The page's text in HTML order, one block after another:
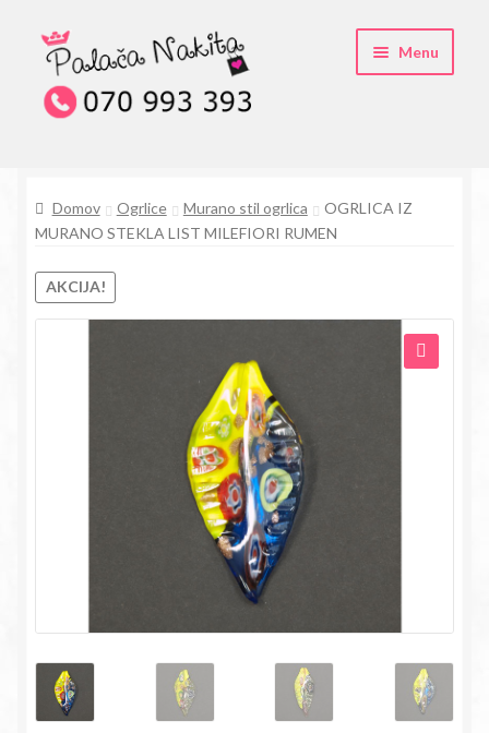
Skip
to
navigation
Skip
to
content
Menu
Pogosta vprašanja
Kontakt
Trgovina
Domov Ogrlice Murano stil ogrlica
OGRLICA IZ
MURANO STEKLA LIST MILEFIORI RUMEN
AKCIJA!